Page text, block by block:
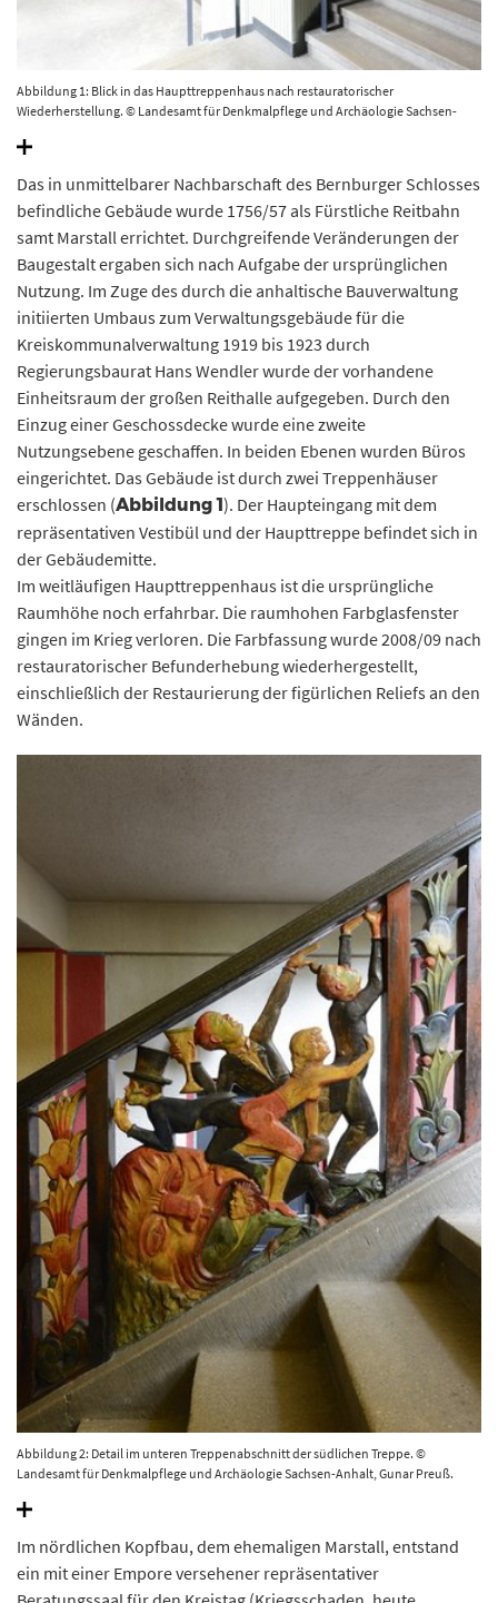
Abbildung 1: Blick in das Haupttreppenhaus nach restauratorischer
Wiederherstellung. © Landesamt für Denkmalpflege und Archäologie Sachsen-
Das in unmittelbarer Nachbarschaft des Bernburger Schlosses
befindliche Gebäude wurde 1756/57 als Fürstliche Reitbahn
samt Marstall errichtet. Durchgreifende Veränderungen der
Baugestalt ergaben sich nach Aufgabe der ursprünglichen
Nutzung. Im Zuge des durch die anhaltische Bauverwaltung
initiierten Umbaus zum Verwaltungsgebäude für die
Kreiskommunalverwaltung 1919 bis 1923 durch
Regierungsbaurat Hans Wendler wurde der vorhandene
Einheitsraum der großen Reithalle aufgegeben. Durch den
Einzug einer Geschossdecke wurde eine zweite
Nutzungsebene geschaffen. In beiden Ebenen wurden Büros
eingerichtet. Das Gebäude ist durch zwei Treppenhäuser
erschlossen (Abbildung 1). Der Haupteingang mit dem
repräsentativen Vestibül und der Haupttreppe befindet sich in
der Gebäudemitte.
Im weitläufigen Haupttreppenhaus ist die ursprüngliche
Raumhöhe noch erfahrbar. Die raumhohen Farbglasfenster
gingen im Krieg verloren. Die Farbfassung wurde 2008/09 nach
restauratorischer Befunderhebung wiederhergestellt,
einschließlich der Restaurierung der figürlichen Reliefs an den
Wänden.
Abbildung 2: Detail im unteren Treppenabschnitt der südlichen Treppe. ©
Landesamt für Denkmalpflege und Archäologie Sachsen-Anhalt, Gunar Preuß.
Im nördlichen Kopfbau, dem ehemaligen Marstall, entstand
ein mit einer Empore versehener repräsentativer